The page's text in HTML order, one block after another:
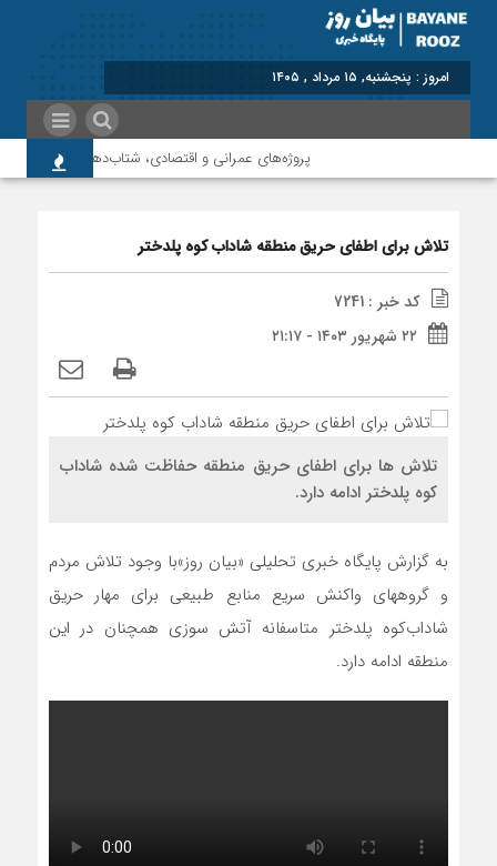
برابر با : Thursday - 6 August - 2026
پروژه‌های عمرانی و اقتصادی، شتاب‌دهنده توسعه
تلاش برای اطفای حریق منطقه شاداب کوه پلدختر
کد خبر : 7241
۲۲ شهریور ۱۴۰۳ - ۲۱:۱۷
تلاش ها برای اطفای حریق منطقه حفاظت شده شاداب
کوه پلدختر ادامه دارد.
به گزارش پایگاه خبری تحلیلی «بیان روز»با وجود تلاش مردم
و گروههای واکنش سریع منابع طبیعی برای مهار حریق
شاداب‌کوه پلدختر متاسفانه آتش سوزی همچنان در این
منطقه ادامه دارد.